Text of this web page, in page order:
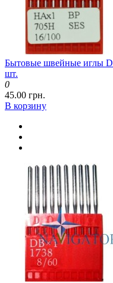
Бытовые швейные иглы
шт.
0
45.00 грн.
В корзину